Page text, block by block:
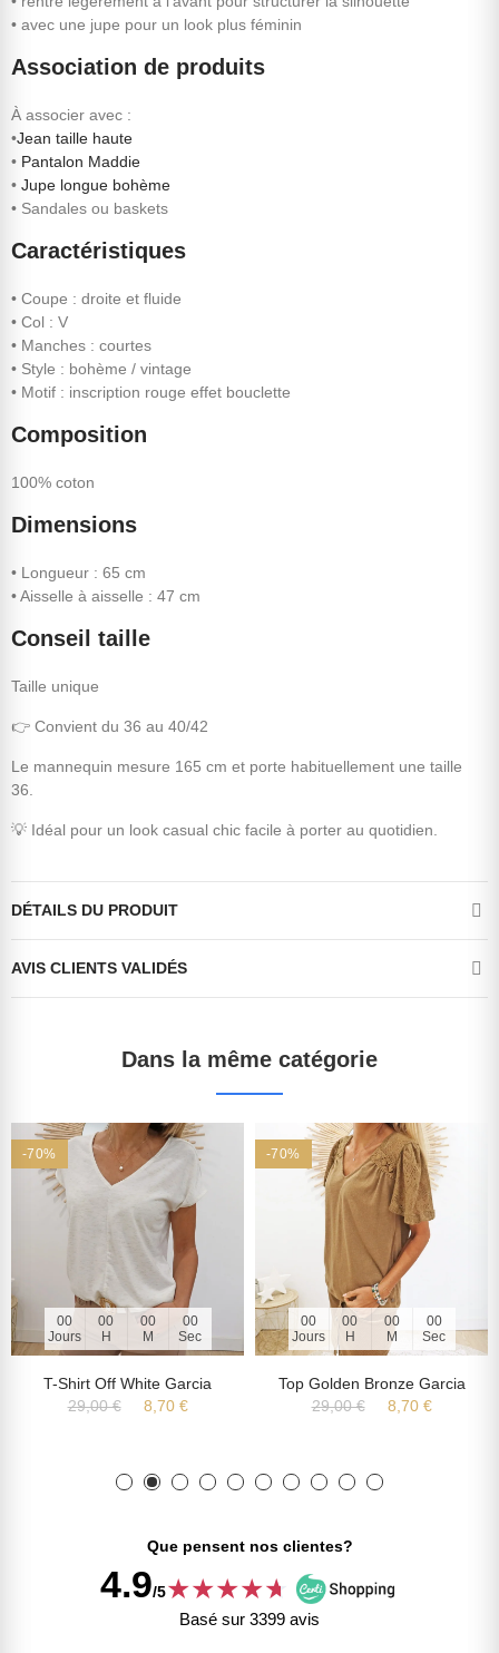
• avec une jupe pour un look plus féminin
Association de produits
À associer avec :
•Jean taille haute
• Pantalon Maddie
• Jupe longue bohème
• Sandales ou baskets
Caractéristiques
• Coupe : droite et fluide
• Col : V
• Manches : courtes
• Style : bohème / vintage
• Motif : inscription rouge effet bouclette
Composition
100% coton
Dimensions
• Longueur : 65 cm
• Aisselle à aisselle : 47 cm
Conseil taille
Taille unique
👉 Convient du 36 au 40/42
Le mannequin mesure 165 cm et porte habituellement une taille
36.
💡 Idéal pour un look casual chic facile à porter au quotidien.
DÉTAILS DU PRODUIT
AVIS CLIENTS VALIDÉS
Dans la même catégorie
-70%
00
Jours
00
H
00
M
00
Sec
T-Shirt Off White Garcia
29,00 €
8,70 €
-70%
00
Jours
00
H
00
M
00
Sec
Top Golden Bronze Garcia
29,00 €
8,70 €
Que pensent nos clientes?
4.9/5★★★★★
★
Basé sur 3399 avis